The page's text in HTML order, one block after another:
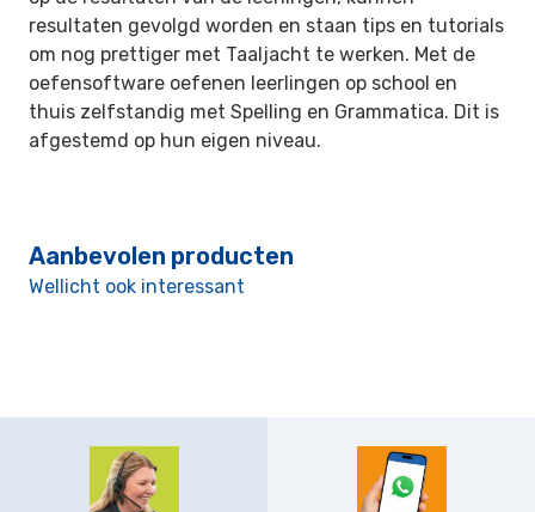
resultaten gevolgd worden en staan tips en tutorials
om nog prettiger met Taaljacht te werken. Met de
oefensoftware oefenen leerlingen op school en
thuis zelfstandig met Spelling en Grammatica. Dit is
afgestemd op hun eigen niveau.
Aanbevolen producten
Wellicht ook interessant